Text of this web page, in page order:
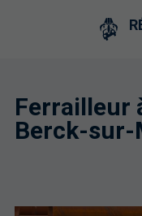
Ferrailleur
Berck-sur-